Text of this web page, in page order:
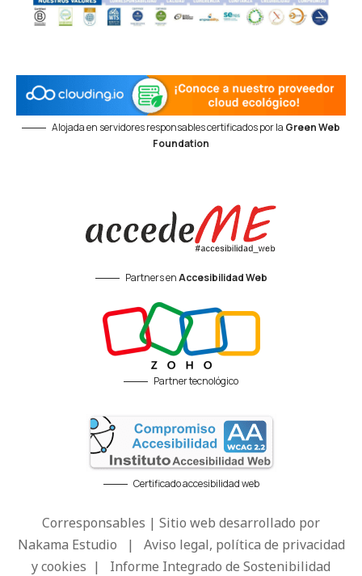
Alojada en servidores responsables certificados por la Green Web
Foundation
Partners enAccesibilidad Web
Partner tecnológico
Certificado accesibilidad web
Corresponsables | Sitio web desarrollado por
Nakama Estudio | Aviso legal, política de privacidad
y cookies | Informe Integrado de Sostenibilidad